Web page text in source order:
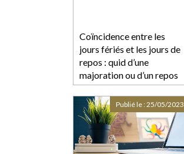
Coïncidence entre les
jours fériés et les jours de
repos : quid d’une
majoration ou d’un repos
supplémentaire
Publié le :25/05/2023